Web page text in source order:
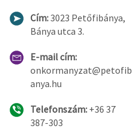
Cím:3023 Petőfibánya,
Bánya utca 3.
E-mail cím:
onkormanyzat@petofib
anya.hu
Telefonszám: +36 37
387-303